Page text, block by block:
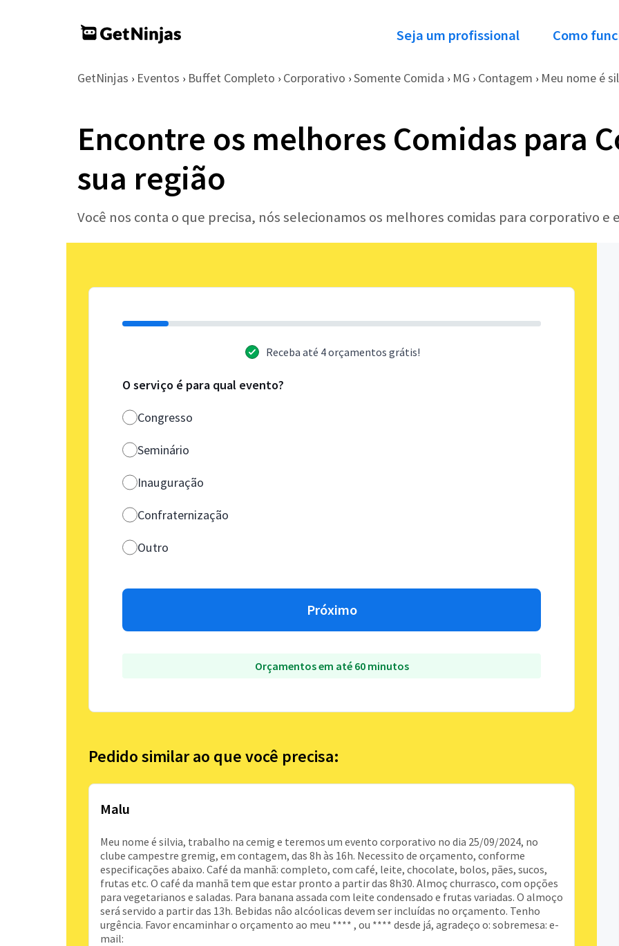
Seja um profissional Como
GetNinjas › Eventos › Buffet Completo › Corporativo › Somente Comida › MG › Contagem › Meu nome é
Encontre os melhores Comidas para
sua região
Você nos conta o que precisa, nós selecionamos os melhores comidas para corporativo
Receba até 4 orçamentos grátis!
O serviço é para qual evento?
Congresso
Seminário
Inauguração
Confraternização
Outro
Próximo
Orçamentos em até 60 minutos
Pedido similar ao que você precisa:
Malu
Meu nome é silvia, trabalho na cemig e teremos um evento corporativo no dia 25/09/2024, no
clube campestre gremig, em contagem, das 8h às 16h. Necessito de orçamento, conforme
especificações abaixo. Café da manhã: completo, com café, leite, chocolate, bolos, pães, sucos,
frutas etc. O café da manhã tem que estar pronto a partir das 8h30. Almoç churrasco, com opções
para vegetarianos e saladas. Para banana assada com leite condensado e frutas variadas. O almoço
será servido a partir das 13h. Bebidas nâo alcóolicas devem ser incluídas no orçamento. Tenho
urgência. Favor encaminhar o orçamento ao meu **** , ou **** desde já, agradeço o: sobremesa: e-
mail: